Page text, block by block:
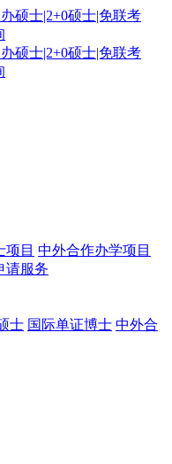
项目 中外合作办学项目
请服务
士 国际单证博士 中外合